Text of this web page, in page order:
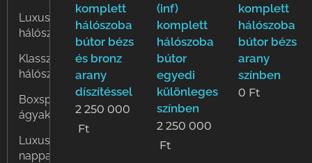
Luxus
hálószobák
Klasszikus
hálószobák
Boxspring
ágyak
Luxus
nappali
komplett
hálószoba
bútor bézs
és bronz
arany
díszítéssel
2 250 000
Ft
(inf)
komplett
hálószoba
bútor
egyedi
különleges
színben
2 250 000
Ft
komplett
hálószoba
bútor bézs
arany
színben
0 Ft